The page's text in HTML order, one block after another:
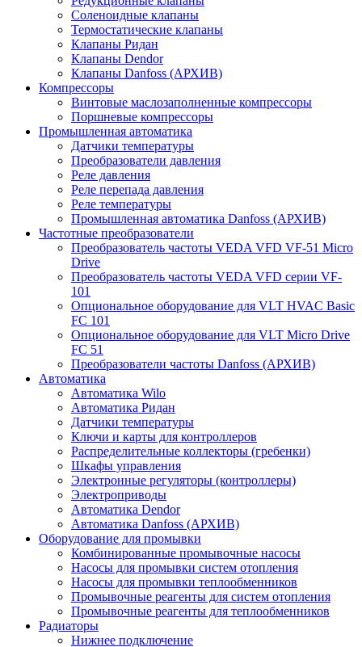
Соленоидные клапаны
Термостатические клапаны
Клапаны Ридан
Клапаны Dendor
Клапаны Danfoss (АРХИВ)
Компрессоры
Винтовые маслозаполненные компрессоры
Поршневые компрессоры
Промышленная автоматика
Датчики температуры
Преобразователи давления
Реле давления
Реле перепада давления
Реле температуры
Промышленная автоматика Danfoss (АРХИВ)
Частотные преобразователи
Преобразователь частоты VEDA VFD VF-51 Micro
Drive
Преобразователь частоты VEDA VFD серии VF-
101
Опциональное оборудование для VLT HVAC Basic
FC 101
Опциональное оборудование для VLT Micro Drive
FC 51
Преобразователи частоты Danfoss (АРХИВ)
Автоматика
Автоматика Wilo
Автоматика Ридан
Датчики температуры
Ключи и карты для контроллеров
Распределительные коллекторы (гребенки)
Шкафы управления
Электронные регуляторы (контроллеры)
Электроприводы
Автоматика Dendor
Автоматика Danfoss (АРХИВ)
Оборудование для промывки
Комбинированные промывочные насосы
Насосы для промывки систем отопления
Насосы для промывки теплообменников
Промывочные реагенты для систем отопления
Промывочные реагенты для теплообменников
Радиаторы
Нижнее подключение